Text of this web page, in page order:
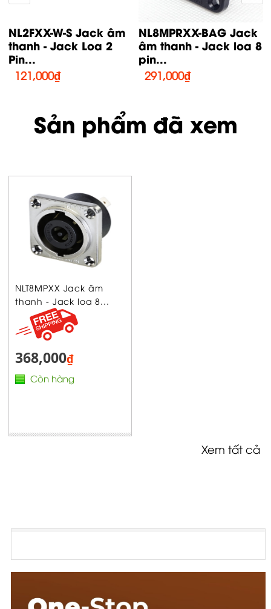
NL2FXX-W-S Jack âm
thanh - Jack Loa 2
Pin...
121,000₫
NL8MPRXX-BAG Jack
âm thanh - Jack loa 8
pin...
291,000₫
Sản phẩm đã xem
NLT8MPXX Jack âm
thanh - Jack loa 8...
368,000₫
Còn hàng
Xem tất cả